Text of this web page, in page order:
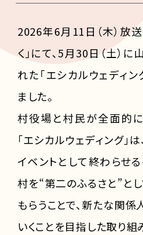
2026年6月11日（木）放
く」にて、5月30日（土）
れた「エシカルウェディ
ました。
村役場と村民が全面的
「エシカルウェディング」
イベントとして終わらせ
村を“第二のふるさと”と
もらうことで、新たな関
いくことを目指した取り組